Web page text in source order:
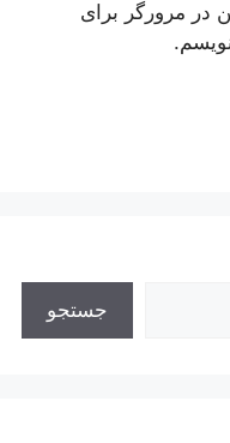
در مرورگر برای
جستجو